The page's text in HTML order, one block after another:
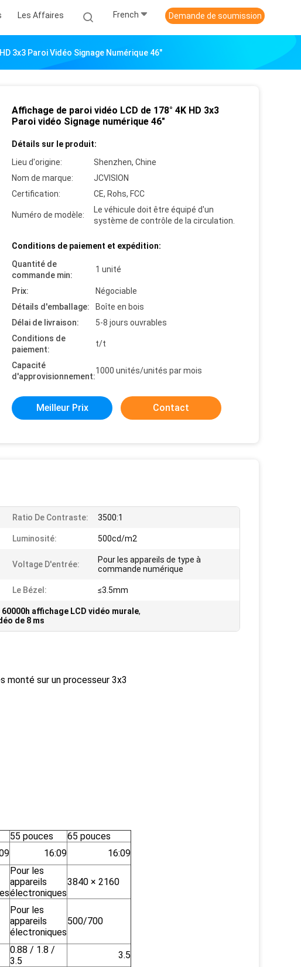
Les Affaires French Demande de soumission
3x3 Paroi Vidéo Signage Numérique 46"
Affichage de paroi vidéo LCD de 178° 4K HD 3x3
Paroi vidéo Signage numérique 46"
Détails sur le produit:
Lieu d'origine:
Shenzhen, Chine
Nom de marque:
JCVISION
Certification:
CE, Rohs, FCC
Numéro de modèle:
Le véhicule doit être équipé d'un
système de contrôle de la circulation.
Conditions de paiement et expédition:
Quantité de
commande min:
1 unité
Prix:
Négociable
Détails d'emballage:
Boîte en bois
Délai de livraison:
5-8 jours ouvrables
Conditions de
paiement:
t/t
Capacité
d'approvisionnement:
1000 unités/unités par mois
Meilleur Prix Contact
Ratio De Contraste: 3500:1
Luminosité: 500cd/m2
Voltage D'entrée:
Pour les appareils de type à
commande numérique
Le Bézel: ≤3.5mm
60000h affichage LCD vidéo murale,
de 8 ms
monté sur un processeur 3x3
55 pouces
65 pouces
16:09 16:09
Pour les
appareils
électroniques
3840 × 2160
Pour les
appareils
électroniques
500/700
0.88 / 1.8 /
3.5
3.5